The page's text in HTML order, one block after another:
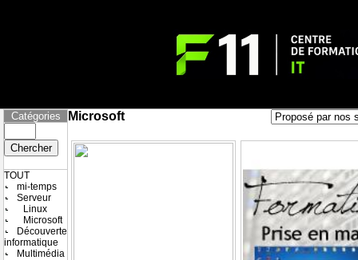
Catégories
TOUT
mi-temps
Serveur
Linux
Microsoft
Découverte
informatique
Multimédia
Microsoft